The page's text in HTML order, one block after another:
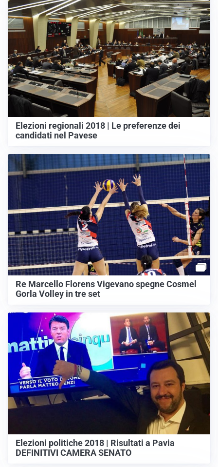
Elezioni regionali 2018 | Le preferenze dei
candidati nel Pavese
Re Marcello Florens Vigevano spegne Cosmel
Gorla Volley in tre set
Elezioni politiche 2018 | Risultati a Pavia
DEFINITIVI CAMERA SENATO